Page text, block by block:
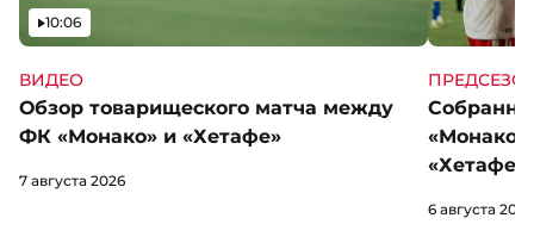
ВИДЕО
Обзор товарищеского матча между
ФК «Монако» и «Хетафе»
Видео
10:06
7 августа 2026
«Хетафе»
6 августа 2026